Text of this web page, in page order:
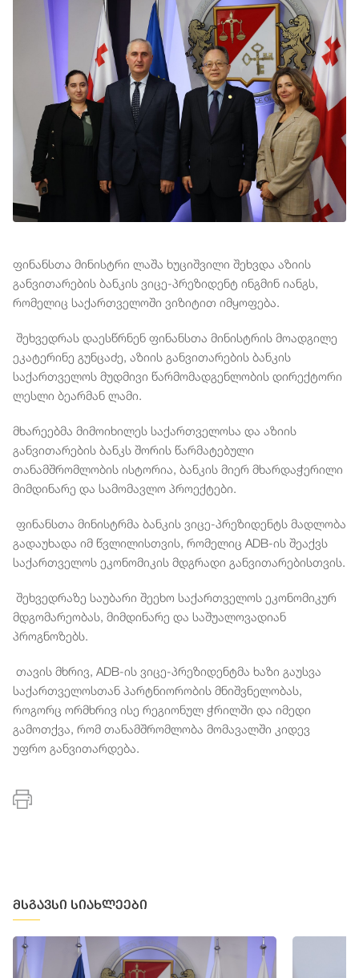
ფინანსთა მინისტრი ლაშა ხუციშვილი შეხვდა აზიის
განვითარების ბანკის ვიცე-პრეზიდენტ ინგმინ იანგს,
რომელიც საქართველოში ვიზიტით იმყოფება.
შეხვედრას დაესწრნენ ფინანსთა მინისტრის მოადგილე
ეკატერინე გუნცაძე, აზიის განვითარების ბანკის
საქართველოს მუდმივი წარმომადგენლობის დირექტორი
ლესლი ბეარმან ლამი.
მხარეებმა მიმოიხილეს საქართველოსა და აზიის
განვითარების ბანკს შორის წარმატებული
თანამშრომლობის ისტორია, ბანკის მიერ მხარდაჭერილი
მიმდინარე და სამომავლო პროექტები.
ფინანსთა მინისტრმა ბანკის ვიცე-პრეზიდენტს მადლობა
გადაუხადა იმ წვლილისთვის, რომელიც ADB-ის შეაქვს
საქართველოს ეკონომიკის მდგრადი განვითარებისთვის.
შეხვედრაზე საუბარი შეეხო საქართველოს ეკონომიკურ
მდგომარეობას, მიმდინარე და საშუალოვადიან
პროგნოზებს.
თავის მხრივ, ADB-ის ვიცე-პრეზიდენტმა ხაზი გაუსვა
საქართველოსთან პარტნიორობის მნიშვნელობას,
როგორც ორმხრივ ისე რეგიონულ ჭრილში და იმედი
გამოთქვა, რომ თანამშრომლობა მომავალში კიდევ
უფრო განვითარდება.
მსგავსი სიახლეები